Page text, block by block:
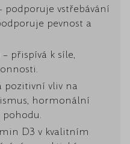
podporuje vstřebávání
pevnost a
– přispívá k síle,
pozitivní vliv na
hormonální
pohodu.
D3 v kvalitním